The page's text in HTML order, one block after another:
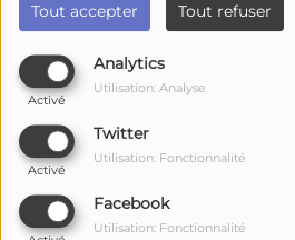
Tout accepter Tout refuser
Analytics
Activé
Utilisation: Analyse
Twitter
Activé
Utilisation: Fonctionnalité
Facebook
Utilisation: Fonctionnalité
Écouter le podcast
Dans cette émission de "
de mission sociale
rue »à l'associationAltea
Perez-Ruiz,chef de service